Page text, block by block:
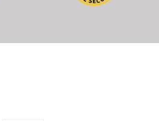
Post (CH, LI), DHL